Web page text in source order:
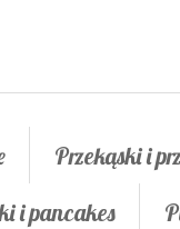
Przekąski i
i pancakes